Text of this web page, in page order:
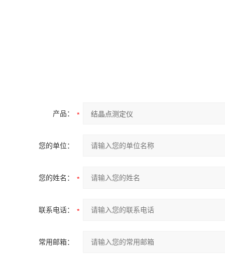
产品：
您的单位：
您的姓名：
联系电话：
常用邮箱：